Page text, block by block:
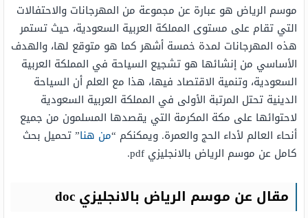
موسم الرياض هو عبارة عن مجموعة من المهرجانات والاحتفالات
التي تقام على مستوى المملكة العربية السعودية، حيث تستمر
هذه المهرجانات لمدة خمسة أشهر كما هو متوقع لها، والهدف
الأساسي من إنشائها هو تشجيع السياحة في المملكة العربية
السعودية، وتنمية الاقتصاد فيها، هذا مع العلم أن السياحة
الدينية تحتل المرتبة الأولى في المملكة العربية السعودية
لاحتوائها على مكة المكرمة التي يقصدها المسلمون من جميع
أنحاء العالم لأداء الحج والعمرة. ويمكنكم “من هنا” تحميل بحث
كامل عن موسم الرياض بالانجليزي pdf.
مقال عن موسم الرياض بالانجليزي doc